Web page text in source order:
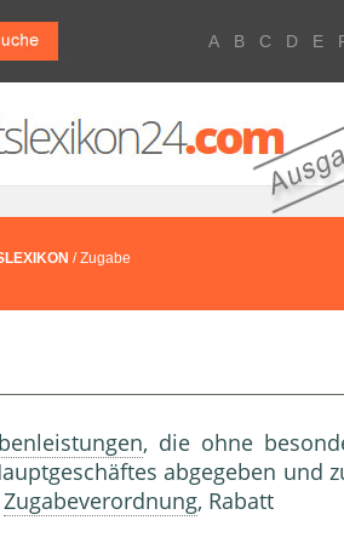
A B C D E
/ Zugabe
, die ohne
abgegeben und
Zugabeverordnung, Rabatt